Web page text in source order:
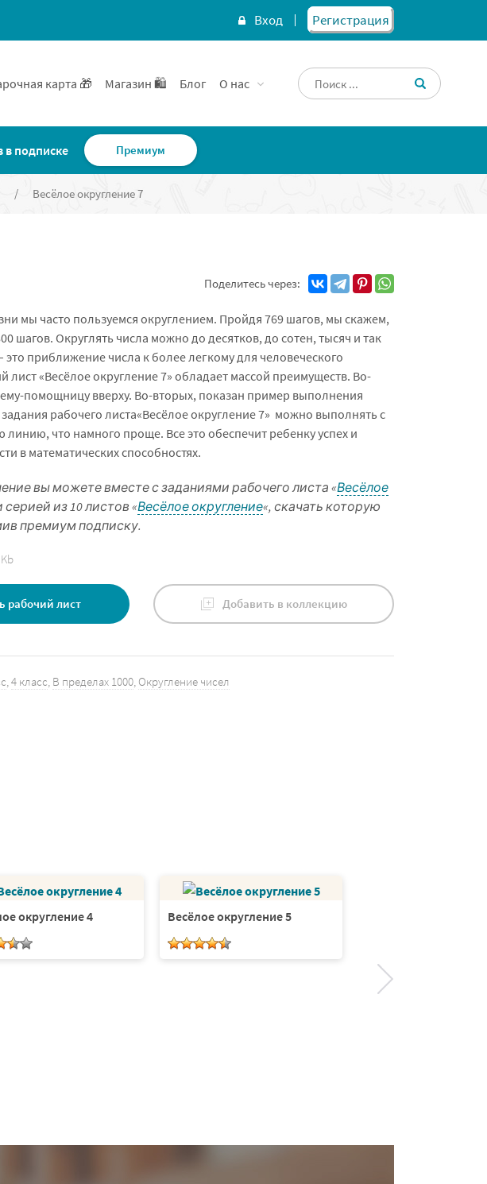
Вход Регистрация
карта 🎁 Магазин 🛍️ Блог О нас
в подписке Премиум
/ Весёлое округление 7
Поделитесь через:
мы часто пользуемся округлением. Пройдя 769 шагов, мы скажем,
шагов. Округлять числа можно до десятков, до сотен, тысяч и так
это приближение числа к более легкому для человеческого
лист «Весёлое округление 7» обладает массой преимуществ. Во-
помощницу вверху. Во-вторых, показан пример выполнения
рабочего листа«Весёлое округление 7» можно выполнять с
что намного проще. Все это обеспечит ребенку успех и
в математических способностях.
вы можете вместе с заданиями рабочего листа «Весёлое
серией из 10 листов «Весёлое округление«, скачать которую
премиум подписку.
рабочий лист Добавить в коллекцию
,4 класс, В пределах 1000, Округление чисел
округление 4 Весёлое округление 5